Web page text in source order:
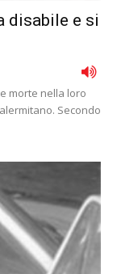
disabile e si
morte nella loro
Secondo